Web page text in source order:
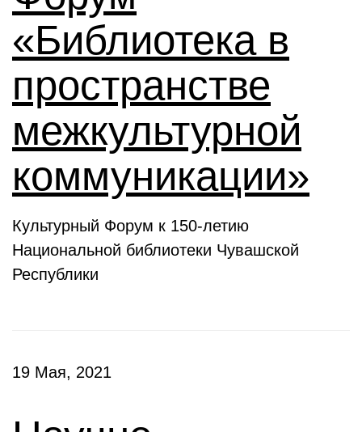
«Библиотека в
пространстве
межкультурной
коммуникации»
Культурный Форум к 150-летию
Национальной библиотеки Чувашской
Республики
19 Мая, 2021